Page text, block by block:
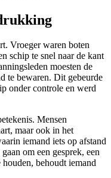
Vroeger waren boten
schip te snel naar de kant
moesten de
te bewaren. Dit gebeurde
onder controle en werd
Mensen
maar ook in het
iemand iets op afstand
om een gesprek, een
behoudt iemand